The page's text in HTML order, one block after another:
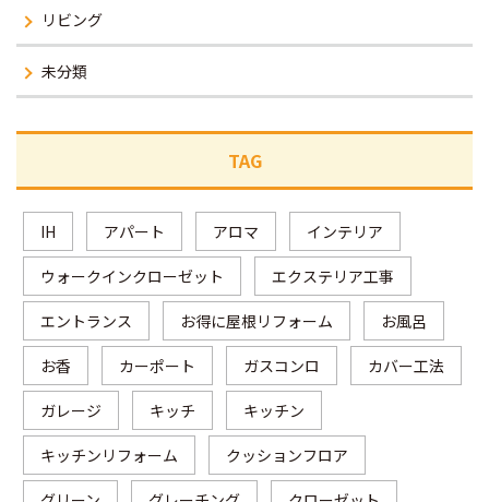
リビング
未分類
TAG
IH アパート アロマ インテリア
ウォークインクローゼット エクステリア工事
エントランス お得に屋根リフォーム お風呂
お香 カーポート ガスコンロ カバー工法
ガレージ キッチ キッチン
キッチンリフォーム クッションフロア